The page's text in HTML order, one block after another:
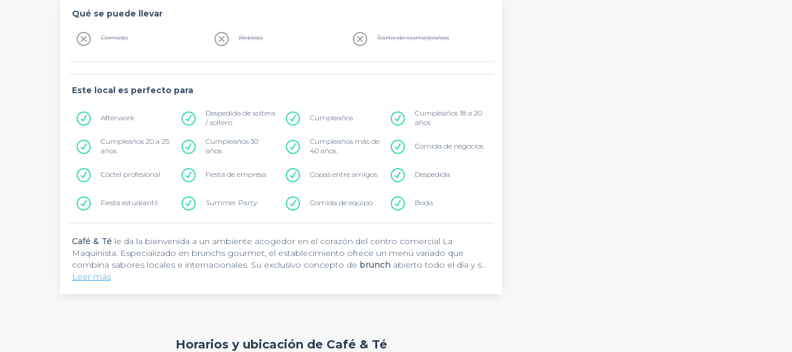
Qué se puede llevar
Comida Bebida Tarta de cumpleaños
Este local es perfecto para
Afterwork
Despedida de soltera
/ soltero
Cumpleaños
Cumpleaños 18 a 20
años
Cumpleaños 20 a 25
años
Cumpleaños 30
años
Cumpleaños más de
40 años
Comida de negocios
Cóctel profesional Fiesta de empresa Copas entre amigos Despedida
Fiesta estudiantil Summer Party Comida de equipo Boda
Café & Té le da la bienvenida a un ambiente acogedor en el corazón del centro comercial La
Maquinista. Especializado en brunchs gourmet, el establecimiento ofrece un menú variado que
combina sabores locales e internacionales. Su exclusivo concepto de brunch abierto todo el día y su
espacio flexible lo convierten en el lugar ideal para sus eventos grupales, ya sea un
Leer más
Horarios y ubicación de Café & Té